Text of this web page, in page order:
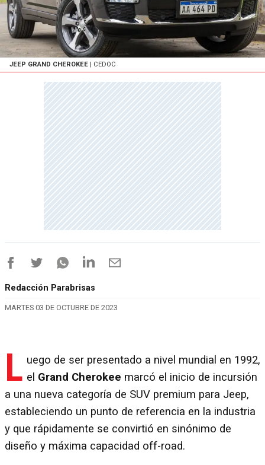
JEEP GRAND CHEROKEE | CEDOC
Redacción Parabrisas
MARTES 03 DE OCTUBRE DE 2023
L uego de ser presentado a nivel mundial en 1992,
el Grand Cherokee marcó el inicio de incursión
a una nueva categoría de SUV premium para Jeep,
estableciendo un punto de referencia en la industria
y que rápidamente se convirtió en sinónimo de
diseño y máxima capacidad off-road.